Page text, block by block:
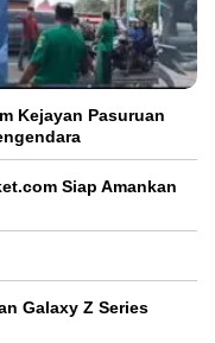
Kejayan Pasuruan
Siap Amankan
Galaxy Z Series